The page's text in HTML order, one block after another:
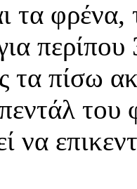
τα
τα πίσω
να